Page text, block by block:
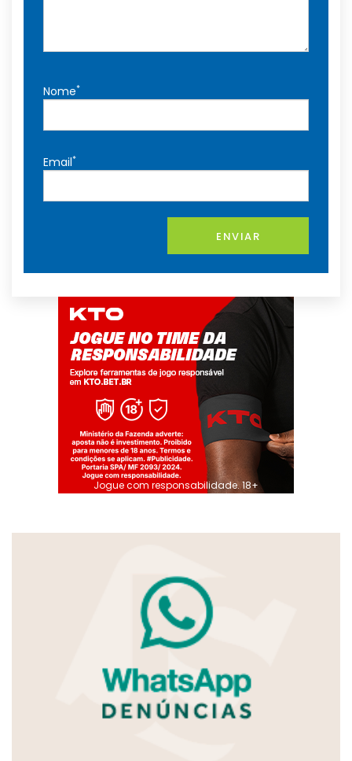
Nome*
Email*
ENVIAR
Jogue com responsabilidade. 18+